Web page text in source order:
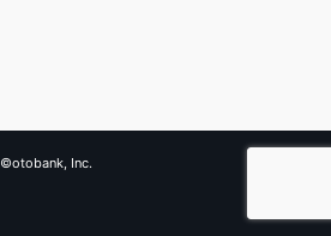
©otobank, Inc.